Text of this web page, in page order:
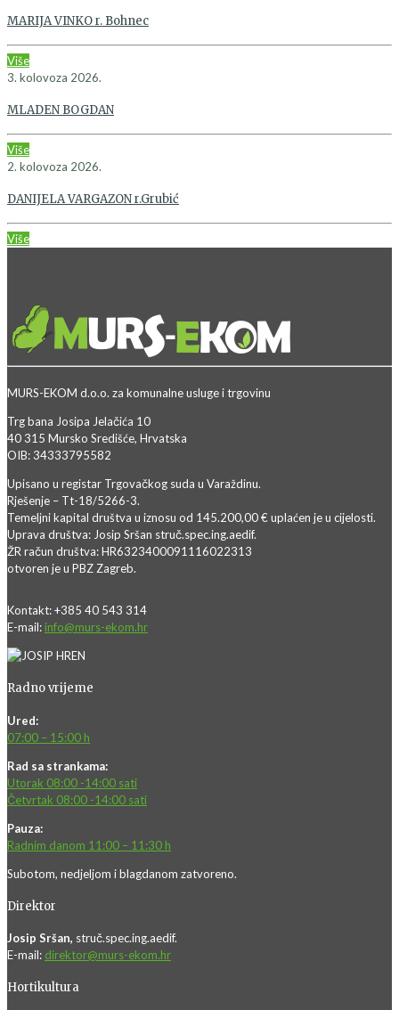
MARIJA VINKO r. Bohnec
Više
3. kolovoza 2026.
MLADEN BOGDAN
Više
2. kolovoza 2026.
DANIJELA VARGAZON r.Grubić
Više
MURS-EKOM d.o.o. za komunalne usluge i trgovinu
Trg bana Josipa Jelačića 10
40 315 Mursko Središće, Hrvatska
OIB: 34333795582
Upisano u registar Trgovačkog suda u Varaždinu.
Rješenje – Tt-18/5266-3.
Temeljni kapital društva u iznosu od 145.200,00 € uplaćen je u cijelosti.
Uprava društva: Josip Sršan struč.spec.ing.aedif.
ŽR račun društva: HR6323400091116022313
otvoren je u PBZ Zagreb.
Kontakt: +385 40 543 314
E-mail: info@murs-ekom.hr
Radno vrijeme
Ured:
07:00 – 15:00 h
Rad sa strankama:
Utorak 08:00 -14:00 sati
Četvrtak 08:00 -14:00 sati
Pauza:
Radnim danom 11:00 – 11:30 h
Subotom, nedjeljom i blagdanom zatvoreno.
Direktor
Josip Sršan, struč.spec.ing.aedif.
E-mail: direktor@murs-ekom.hr
Hortikultura